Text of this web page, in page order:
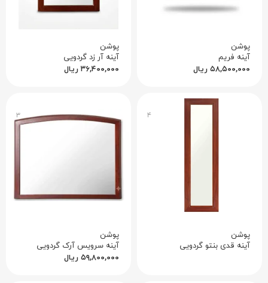
پوشن
آینه فریم
۵۸,۵۰۰,۰۰۰ ریال
پوشن
آینه آر زد گردویی
۳۶,۴۰۰,۰۰۰ ریال
۴
پوشن
آینه قدی بنتو گردویی
۳
پوشن
آینه سرویس آرک گردویی
۵۹,۸۰۰,۰۰۰ ریال